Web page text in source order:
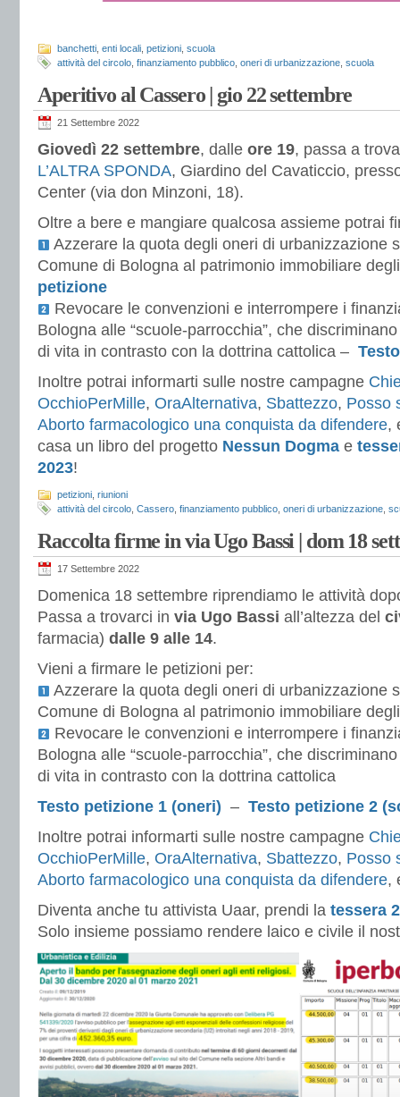
banchetti enti locali petizioni scuola
attività del circolo finanziamento pubblico oneri di urbanizzazione scuola
Aperitivo al Cassero | gio 22 settembre
21 Settembre 2022
Giovedì 22 settembre, dalle ore 19, passa a
L’ALTRA SPONDA, Giardino del Cavaticcio,
Center (via don Minzoni, 18).
Oltre a bere e mangiare qualcosa assieme potrai
Azzerare la quota degli oneri di urbanizzazione
Comune di Bologna al patrimonio immobiliare
petizione
Revocare le convenzioni e interrompere i
Bologna alle “scuole-parrocchia”, che
di vita in contrasto con la dottrina cattolica –
Inoltre potrai informarti sulle nostre campagne
OcchioPerMille, OraAlternativa, Sbattezzo, Posso
Aborto farmacologico una conquista da difendere,
casa un libro del progetto Nessun Dogma e
2023!
petizioni riunioni
attività del circolo Cassero finanziamento pubblico oneri di urbanizzazione
Raccolta firme in via Ugo Bassi | dom 18
17 Settembre 2022
Domenica 18 settembre riprendiamo le attività
Passa a trovarci in via Ugo Bassi all’altezza del
farmacia) dalle 9 alle 14.
Vieni a firmare le petizioni per:
Azzerare la quota degli oneri di urbanizzazione
Comune di Bologna al patrimonio immobiliare
Revocare le convenzioni e interrompere i
Bologna alle “scuole-parrocchia”, che
di vita in contrasto con la dottrina cattolica
Testo petizione 1 (oneri) – Testo petizione 2
Inoltre potrai informarti sulle nostre campagne
OcchioPerMille, OraAlternativa, Sbattezzo, Posso
Aborto farmacologico una conquista da difendere,
Diventa anche tu attivista Uaar, prendi la tessera
Solo insieme possiamo rendere laico e civile il